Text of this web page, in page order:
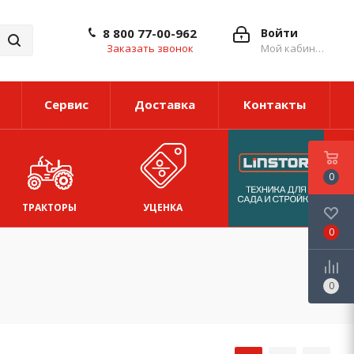
Войти
Мой кабинет
8 800 77-00-962
Заказать звонок
Сервис Доставка Контакты
ТРАКТОРЫ УЦЕНКА
0
0
0